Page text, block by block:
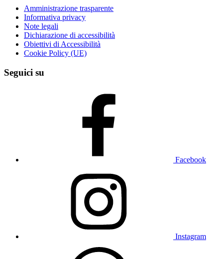
Amministrazione trasparente
Informativa privacy
Note legali
Dichiarazione di accessibilità
Obiettivi di Accessibilità
Cookie Policy (UE)
Seguici su
Facebook
Instagram